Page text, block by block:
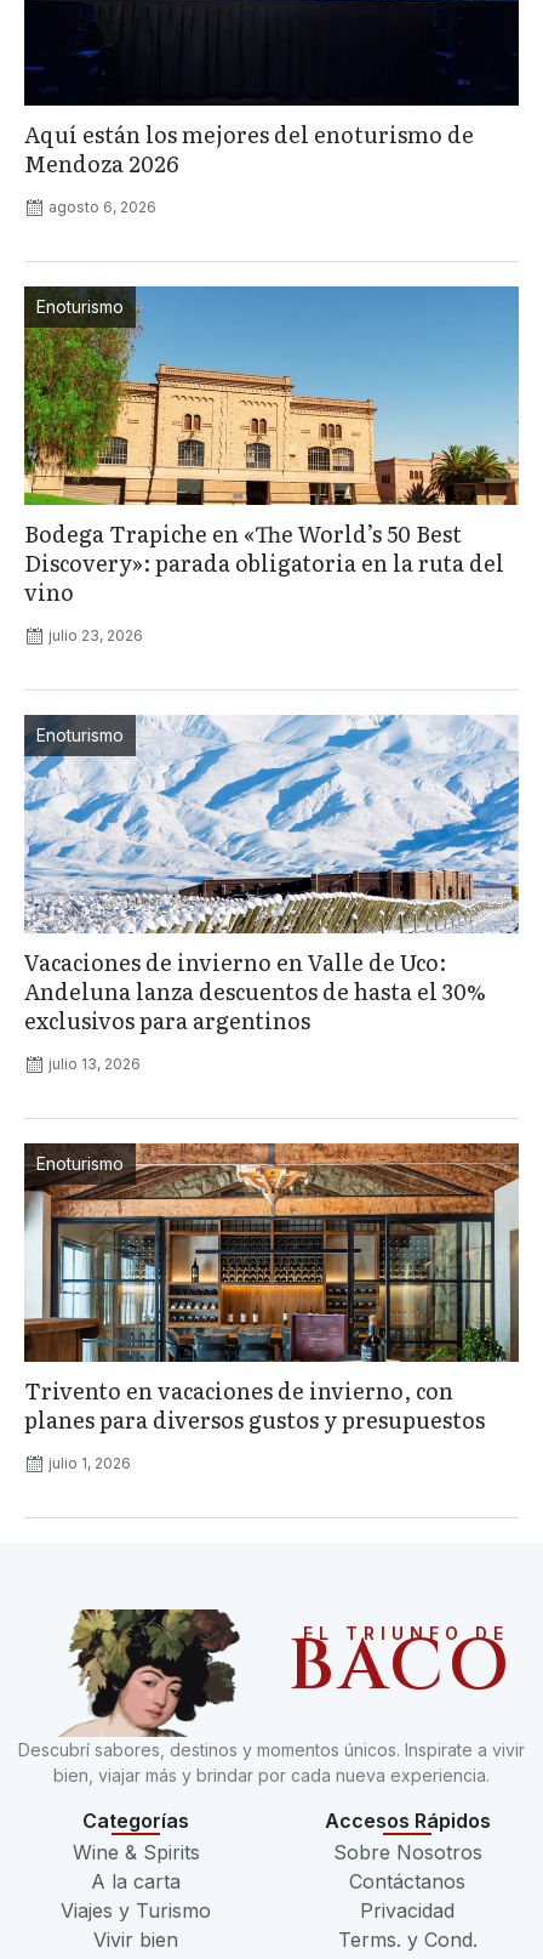
Aquí están los mejores del enoturismo de
Mendoza 2026
agosto 6, 2026
Enoturismo
Bodega Trapiche en «The World’s 50 Best
Discovery»: parada obligatoria en la ruta del
vino
julio 23, 2026
Enoturismo
Vacaciones de invierno en Valle de Uco:
Andeluna lanza descuentos de hasta el 30%
exclusivos para argentinos
julio 13, 2026
Enoturismo
Trivento en vacaciones de invierno, con
planes para diversos gustos y presupuestos
julio 1, 2026
EL TRIUNFO DE
BACO
Descubrí sabores, destinos y momentos únicos. Inspirate a vivir
bien, viajar más y brindar por cada nueva experiencia.
Categorías
Wine & Spirits
A la carta
Viajes y Turismo
Vivir bien
Accesos Rápidos
Sobre Nosotros
Contáctanos
Privacidad
Terms. y Cond.